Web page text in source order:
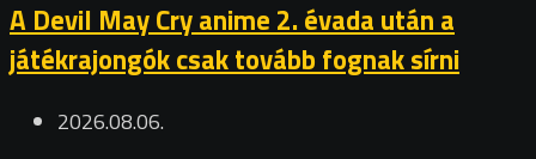
A Devil May Cry anime 2. évada után a
játékrajongók csak tovább fognak sírni
2026.08.06.